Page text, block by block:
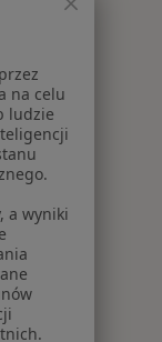
na celu
ludzie
a wyniki